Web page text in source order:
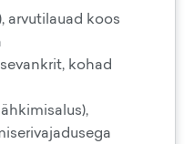
arvutilauad koos
kohad